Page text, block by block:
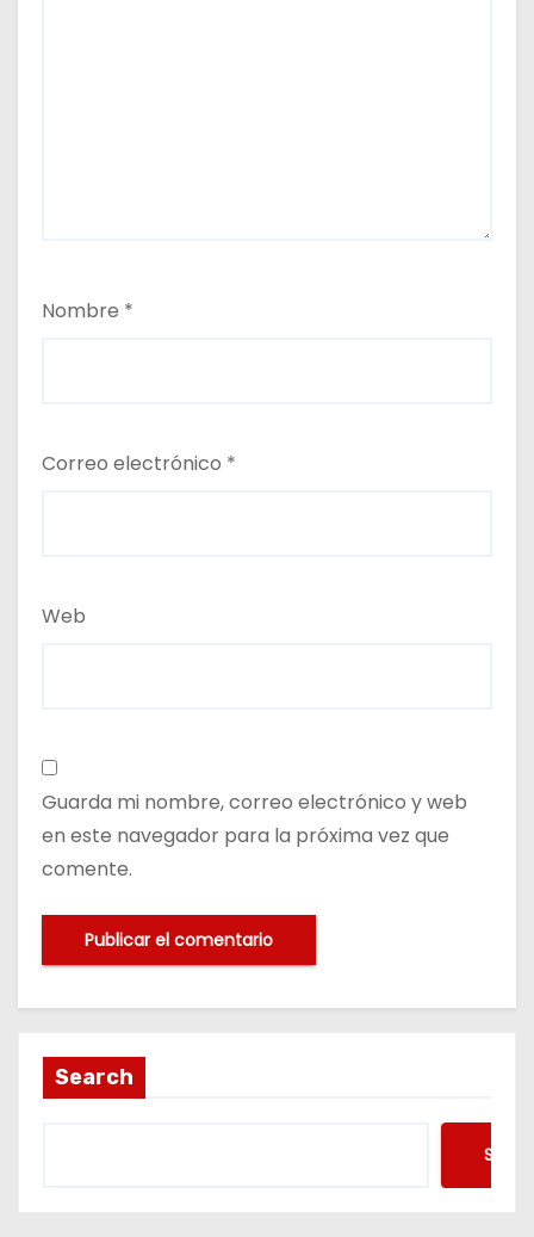
Nombre *
Correo electrónico *
Web
Guarda mi nombre, correo electrónico y web
en este navegador para la próxima vez que
comente.
Search